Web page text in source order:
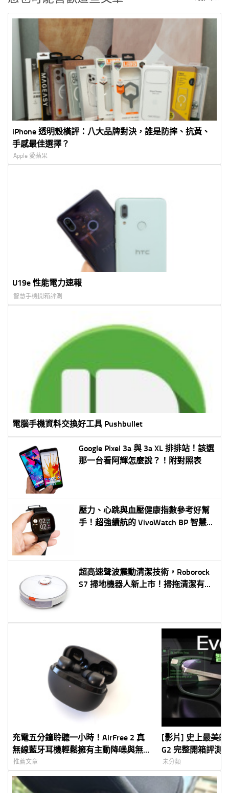
iPhone 透明殼橫評：八大品牌對決，誰是防摔、抗黃、
手感最佳選擇？
Apple 愛蘋果
U19e 性能電力速報
智慧手機開箱評測
電腦手機資料交換好工具 Pushbullet
Google Pixel 3a 與 3a XL 排排站！該選
那一台看阿輝怎麼說？！附對照表
壓力、心跳與血壓健康指數參考好幫
手！超強續航的 VivoWatch BP 智慧手
超高速聲波震動清潔技術，Roborock
S7 掃地機器人新上市！掃拖清潔有感
充電五分鐘聆聽一小時！AirFree 2 真
無線藍牙耳機輕鬆擁有主動降噪與無線
充電
推薦文章
[影片] 史上最美的
G2 完整開箱評測
航、提詞翻譯全具
未分類